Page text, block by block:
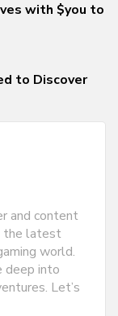
with $you to
to Discover
and content
the latest
world.
deep into
Let’s